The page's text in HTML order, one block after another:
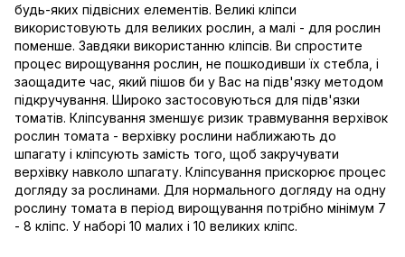
будь-яких підвісних елементів. Великі кліпси
використовують для великих рослин, а малі - для рослин
поменше. Завдяки використанню кліпсів. Ви спростите
процес вирощування рослин, не пошкодивши їх стебла, і
заощадите час, який пішов би у Вас на підв'язку методом
підкручування. Широко застосовуються для підв'язки
томатів. Кліпсування зменшує ризик травмування верхівок
рослин томата - верхівку рослини наближають до
шпагату і кліпсують замість того, щоб закручувати
верхівку навколо шпагату. Кліпсування прискорює процес
догляду за рослинами. Для нормального догляду на одну
рослину томата в період вирощування потрібно мінімум 7
- 8 кліпс. У наборі 10 малих і 10 великих кліпс.